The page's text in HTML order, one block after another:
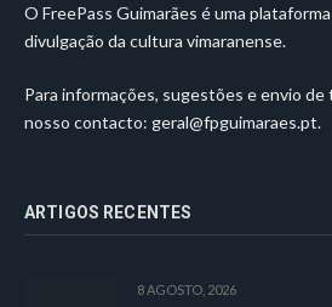
O FreePass Guimarães é uma
divulgação da cultura vimaranense.
Para informações, sugestões e envio de
nosso contacto: geral@fpguimaraes.pt.
ARTIGOS RECENTES
8 AGOSTO, 2026